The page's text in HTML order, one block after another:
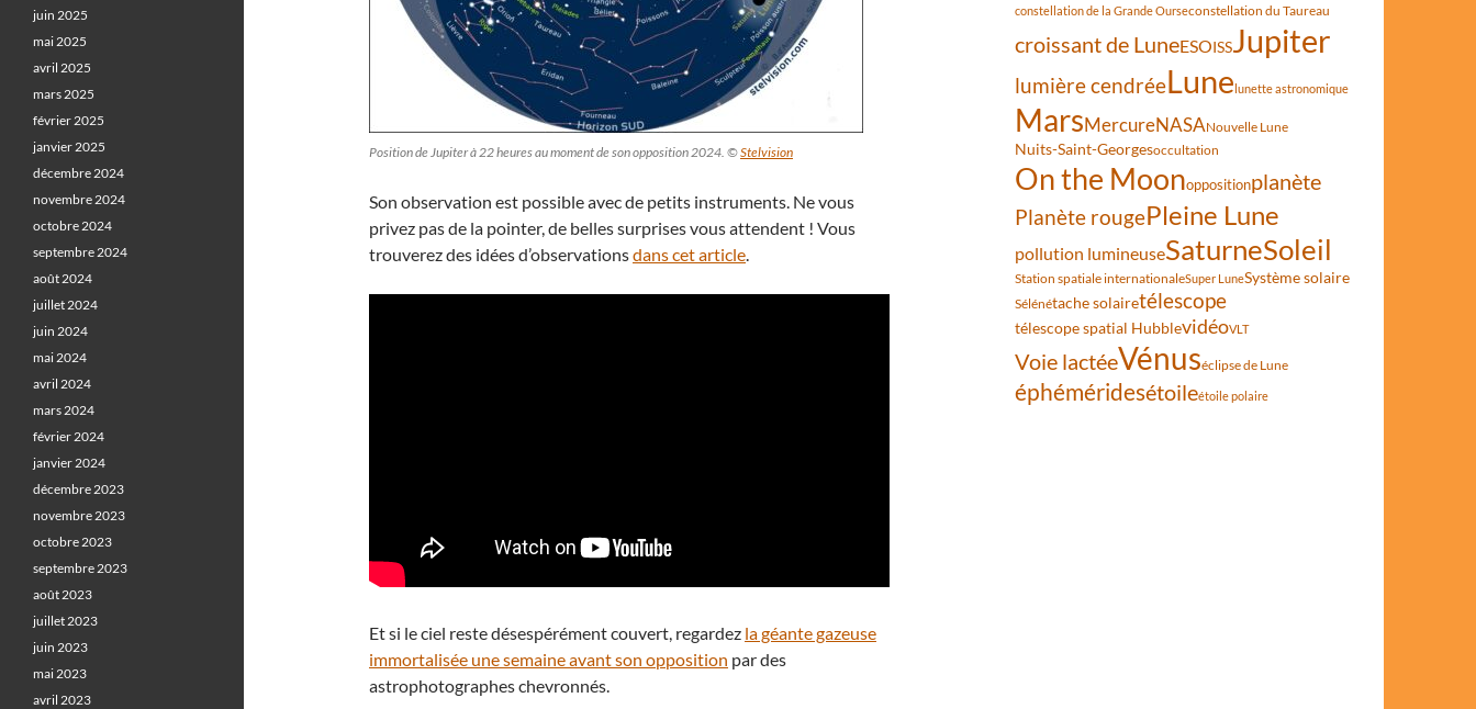
Position de Jupiter à 22 heures au moment de son opposition 2024. ©Stelvision
Son observation est possible avec de petits instruments. Ne vous
privez pas de la pointer, de belles surprises vous attendent ! Vous
trouverez des idées d’observationsdans cet article.
Et si le ciel reste désespérément couvert, regardez la géante gazeuse
immortalisée une semaine avant son opposition par des
astrophotographes chevronnés.
constellation de la Grande Ourseconstellation du Taureau
croissant de LuneESOISSJupiter
lumière cendréeLunelunette astronomique
MarsMercureNASANouvelle Lune
Nuits-Saint-Georgesoccultation
On the Moonoppositionplanète
Planète rougePleine Lune
pollution lumineuseSaturneSoleil
Station spatiale internationaleSuper LuneSystème solaire
Sélénétache solairetélescope
télescope spatial HubblevidéoVLT
Voie lactéeVénuséclipse de Lune
éphéméridesétoileétoile polaire
juin 2025
mai 2025
avril 2025
mars 2025
février 2025
janvier 2025
décembre 2024
novembre 2024
octobre 2024
septembre 2024
août 2024
juillet 2024
juin 2024
mai 2024
avril 2024
mars 2024
février 2024
janvier 2024
décembre 2023
novembre 2023
octobre 2023
septembre 2023
août 2023
juillet 2023
juin 2023
mai 2023
avril 2023